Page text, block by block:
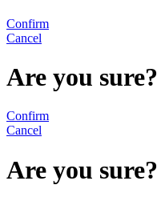
Confirm
Cancel
Are you sure?
Confirm
Cancel
Are you sure?